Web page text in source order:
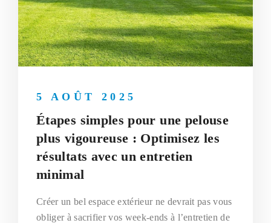
Étapes simples pour une pelouse
plus vigoureuse : Optimisez les
résultats avec un entretien
minimal
5 AOÛT 2025
Créer un bel espace extérieur ne devrait pas vous
obliger à sacrifier vos week-ends à l’entretien de